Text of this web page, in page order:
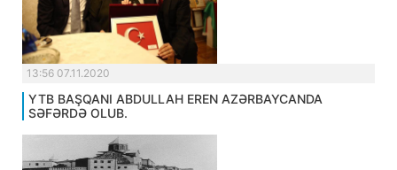
13:56 07.11.2020
YTB BAŞQANI ABDULLAH EREN AZƏRBAYCANDA
SƏFƏRDƏ OLUB.